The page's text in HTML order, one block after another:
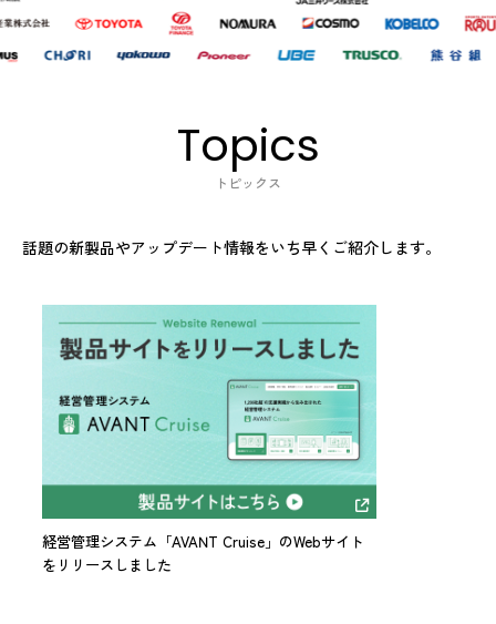
Topics
トピックス
話題の新製品やアップデート情報をいち早くご紹介します。
【経営管理コンテンツ】
企業価値経営の意思決定に活用できる事業別ROIC